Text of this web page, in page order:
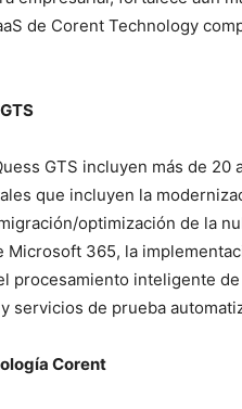
de Corent Technology
GTS incluyen más de
que incluyen la
optimización de la
Microsoft 365, la
procesamiento inteligente
servicios de prueba
Corent